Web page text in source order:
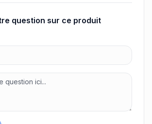
question sur ce produit